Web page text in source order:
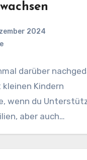
2024
darüber
Kindern
wenn du
aber auch…